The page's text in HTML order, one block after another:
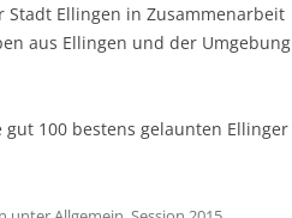
Stadt Ellingen in Zusammenarbeit
aus Ellingen und der Umgebung
100 bestens gelaunten Ellinger